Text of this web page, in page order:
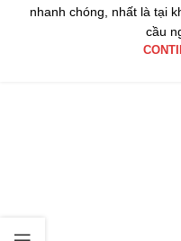
nhanh chóng, nhất là tại
cầu